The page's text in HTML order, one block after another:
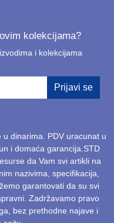
kolekcijama?
i kolekcijama
Prijavi se
dinarima. PDV uracunat u
i domaća garancija.STD
da Vam svi artikli na
nazivima, specifikacija,
garantovati da su svi
Zadržavamo pravo
bez prethodne najave i